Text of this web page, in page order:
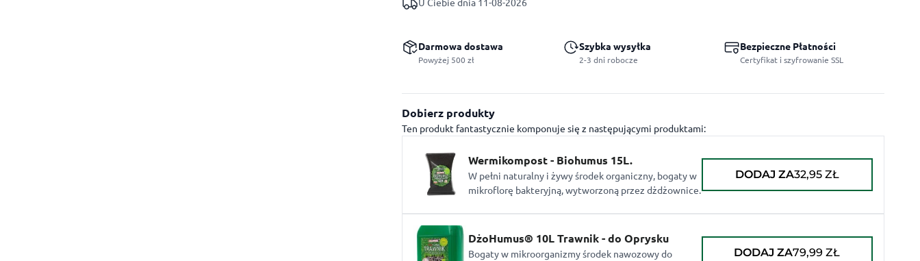
Darmowa dostawa
Powyżej 500 zł
Szybka wysyłka
2-3 dni robocze
Bezpieczne Płatności
Certyfikat i szyfrowanie SSL
Dobierz produkty
Ten produkt fantastycznie komponuje się z następującymi produktami:
Wermikompost - Biohumus 15L.
W pełni naturalny i żywy środek organiczny, bogaty w
mikroflorę bakteryjną, wytworzoną przez dżdżownice.
DODAJ ZA32,95 ZŁ
DżoHumus® 10L Trawnik - do Oprysku
Bogaty w mikroorganizmy środek nawozowy do
DODAJ ZA79,99ZŁ